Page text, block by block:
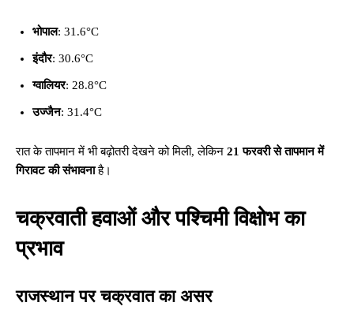
भोपाल: 31.6°C
इंदौर: 30.6°C
ग्वालियर: 28.8°C
उज्जैन: 31.4°C
रात के तापमान में भी बढ़ोतरी देखने को मिली, लेकिन 21 फरवरी से तापमान में
गिरावट की संभावनाहै।
चक्रवाती हवाओं और पश्चिमी विक्षोभ का
प्रभाव
राजस्थान पर चक्रवात का असर